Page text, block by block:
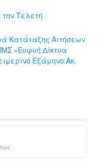
την Τελετή
Κατάταξης Αιτήσεων
«Ευφυή Δίκτυα
Εξάμηνο Ακ.